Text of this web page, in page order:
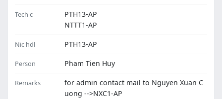
Tech c
PTH13-AP
NTTT1-AP
Nic hdl PTH13-AP
Person Pham Tien Huy
Remarks
for admin contact mail to Nguyen Xuan C
uong -->NXC1-AP